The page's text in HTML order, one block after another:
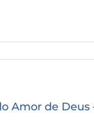
Amor de